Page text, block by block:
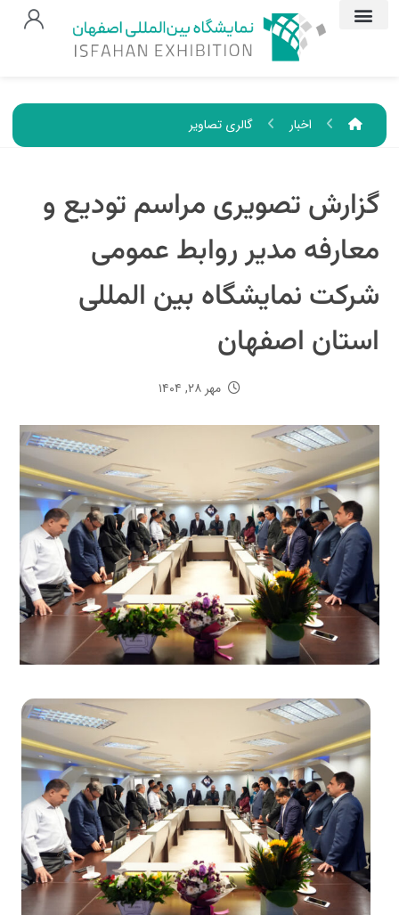
اخبار گالری تصاویر
گزارش تصویری مراسم تودیع و
معارفه مدیر روابط عمومی
شرکت نمایشگاه بین المللی
استان اصفهان
مهر ۲۸, ۱۴۰۴